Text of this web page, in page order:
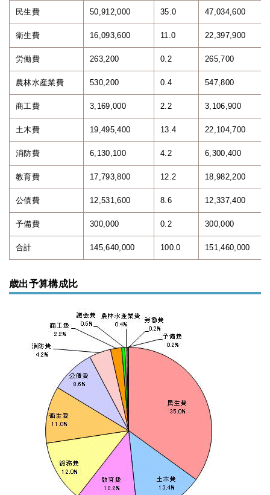
民生費 50,912,000 35.0 47,034,600
衛生費 16,093,600 11.0 22,397,900
労働費 263,200 0.2 265,700
農林水産業費 530,200 0.4 547,800
商工費 3,169,000 2.2 3,106,900
土木費 19,495,400 13.4 22,104,700
消防費 6,130,100 4.2 6,300,400
教育費 17,793,800 12.2 18,982,200
公債費 12,531,600 8.6 12,337,400
予備費 300,000 0.2 300,000
合計 145,640,000 100.0 151,460,000
歳出予算構成比